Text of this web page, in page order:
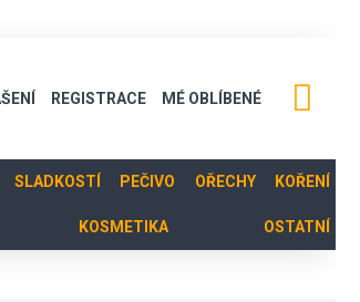
REGISTRACE MÉ OBLÍBENÉ
SLADKOSTÍ PEČIVO OŘECHY KOŘENÍ
KOSMETIKA OSTATNÍ